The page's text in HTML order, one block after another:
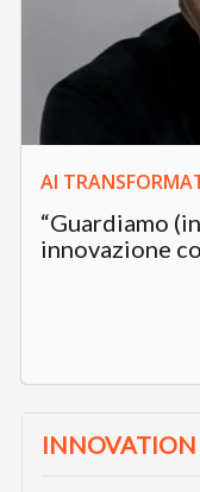
AI
“Guardiamo
innovazione
INNOVATION